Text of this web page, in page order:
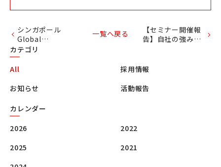
カテゴリ
All
お知らせ
採用情報
活動報告
カレンダー
2026
2025
2022
2021
シンガポール
Global
Knowledge Hub
Forumの参加に伴
走
一覧へ戻る
【セミナー開催報
告】自社の強み
商工会議所にて開